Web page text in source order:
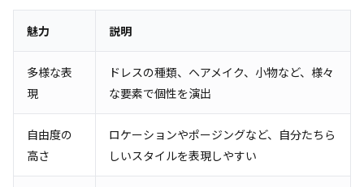
魅力 説明
多様な表
現
ドレスの種類、ヘアメイク、小物など、様々
な要素で個性を演出
自由度の
高さ
ロケーションやポージングなど、自分たちら
しいスタイルを表現しやすい